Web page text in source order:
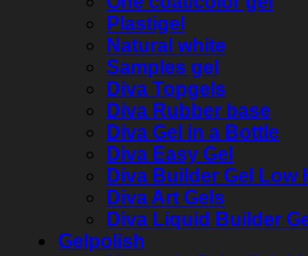
Plastigel
Natural white
Samples gel
Diva Topgels
Diva Rubber base
Diva Gel in a Bottle
Diva Easy Gel
Diva Builder Gel Low
Diva Art Gels
Diva Liquid Builder
Gelpolish